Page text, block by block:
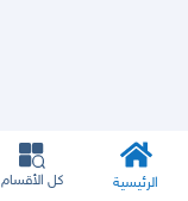
الرئيسية كل الأقسام